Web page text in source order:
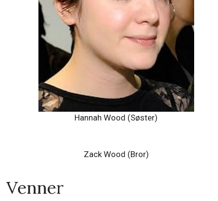
Hannah Wood (Søster)
Zack Wood (Bror)
Venner